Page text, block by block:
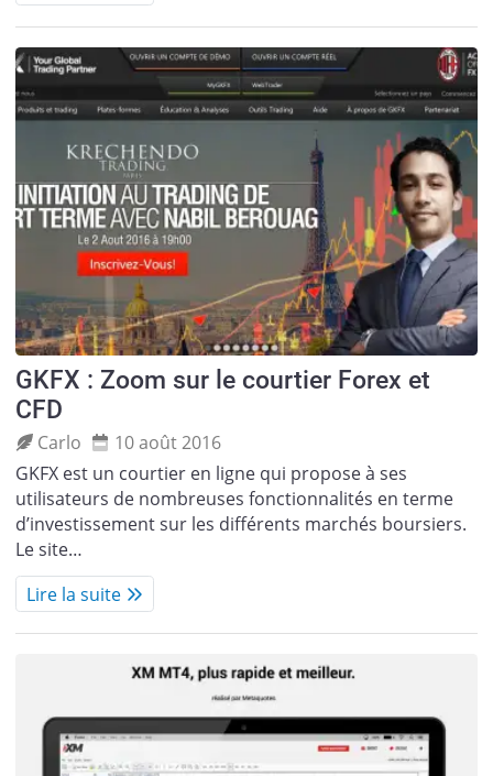
GKFX : Zoom sur le courtier Forex et
CFD
Carlo
10 août 2016
GKFX est un courtier en ligne qui propose à ses
utilisateurs de nombreuses fonctionnalités en terme
d’investissement sur les différents marchés boursiers.
Le site…
Lire la suite